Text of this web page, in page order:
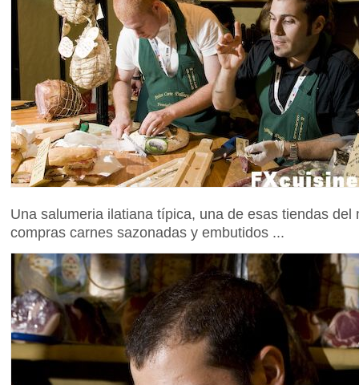
Una salumeria ilatiana típica, una de esas tiendas del
compras carnes sazonadas y embutidos ...